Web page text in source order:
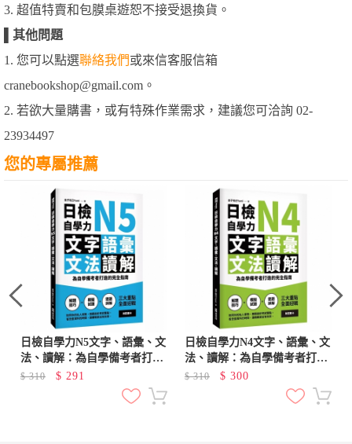
3. 超值特賣和包膜桌遊恕不接受退換貨。
其他問題
1. 您可以點選聯絡我們或來信客服信箱
cranebookshop@gmail.com。
2. 若欲大量購書，或有特殊作業需求，建議您可洽詢 02-
23934497
您的專屬推薦
日檢自學力N5文字、語彙、文
法、讀解：為自學備考者打造
的完全指南
$310 $ 291
日檢自學力N4文字、語彙、文
法、讀解：為自學備考者打造
的完全指南
$310 $ 300